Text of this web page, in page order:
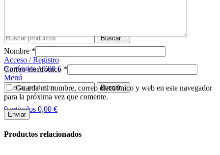
Buscar...
Acceso / Registro
0artículos / 0,00€
Menú
Buscar...
0artículos 0,00 €
Nombre *
Correo electrónico *
Guarda mi nombre, correo electrónico y web en este navegador
para la próxima vez que comente.
Productos relacionados